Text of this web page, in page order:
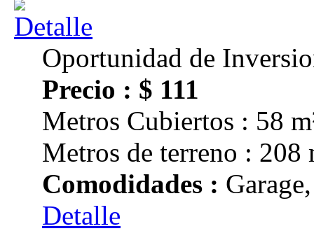
Oportunidad de
Precio : $ 111
Metros Cubiertos : 58
Metros de terreno : 208
Comodidades :
Detalle